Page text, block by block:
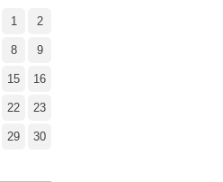
1 2
8 9
15 16
22 23
29 30